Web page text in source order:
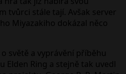
tvůrci stále tají. Avšak server
Miyazakiho dokázal něco
světě a vyprávění příběhu
Elden Ring a stejně tak uvedl